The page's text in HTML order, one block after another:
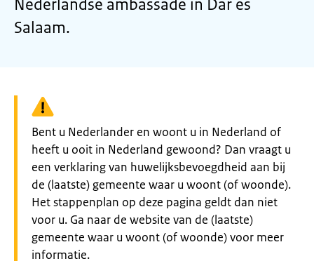
Nederlandse ambassade in Dar es
Salaam.
Waarschuwing:
Bent u Nederlander en woont u in Nederland of
heeft u ooit in Nederland gewoond? Dan vraagt u
een verklaring van huwelijksbevoegdheid aan bij
de (laatste) gemeente waar u woont (of woonde).
Het stappenplan op deze pagina geldt dan niet
voor u. Ga naar de website van de (laatste)
gemeente waar u woont (of woonde) voor meer
informatie.